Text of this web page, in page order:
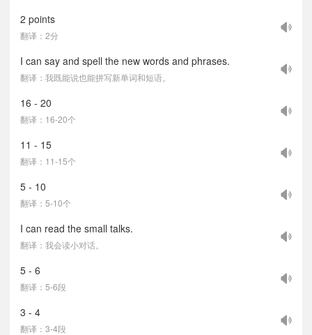
2 points
翻译：2分
I can say and spell the new words and phrases.
翻译：我既能说也能拼写新单词和短语。
16 - 20
翻译：16-20个
11 - 15
翻译：11-15个
5 - 10
翻译：5-10个
I can read the small talks.
翻译：我会读小对话。
5 - 6
翻译：5-6段
3 - 4
翻译：3-4段